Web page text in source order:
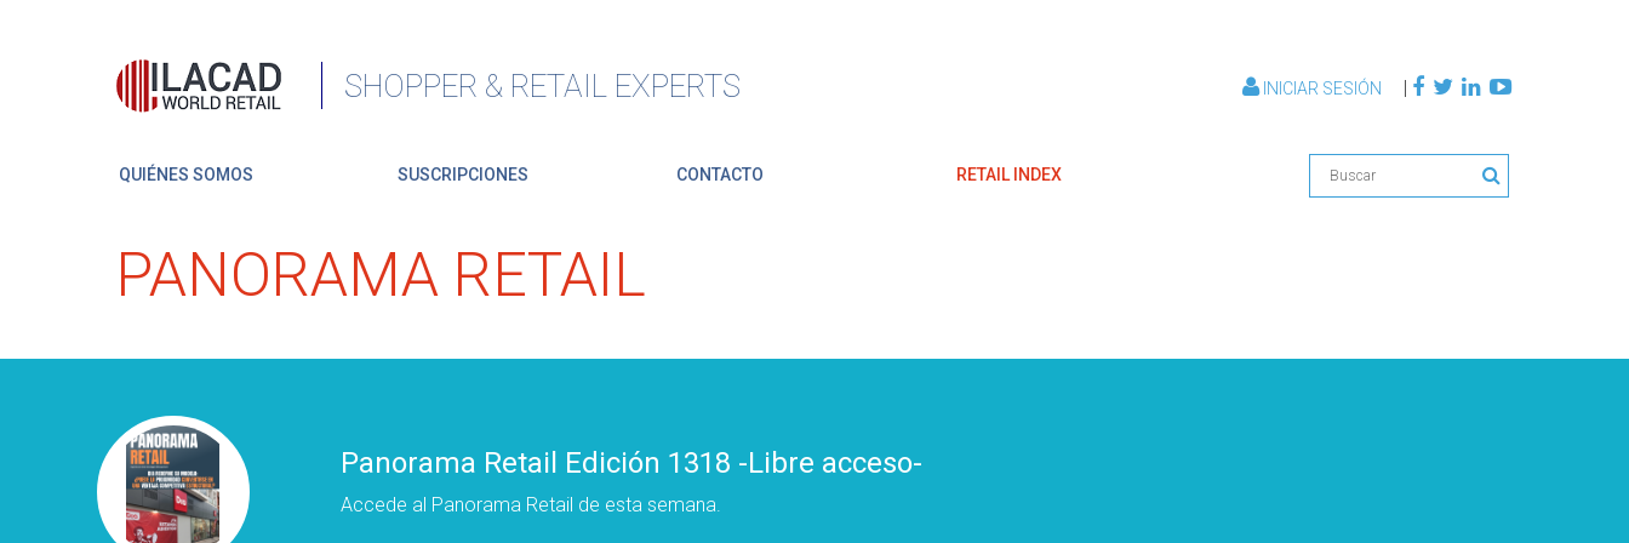
SHOPPER & RETAIL EXPERTS INICIAR SESIÓN |
QUIÉNES SOMOS SUSCRIPCIONES CONTACTO RETAIL INDEX
PANORAMA RETAIL
Panorama Retail Edición 1318 -Libre acceso-
Accede al Panorama Retail de esta semana.